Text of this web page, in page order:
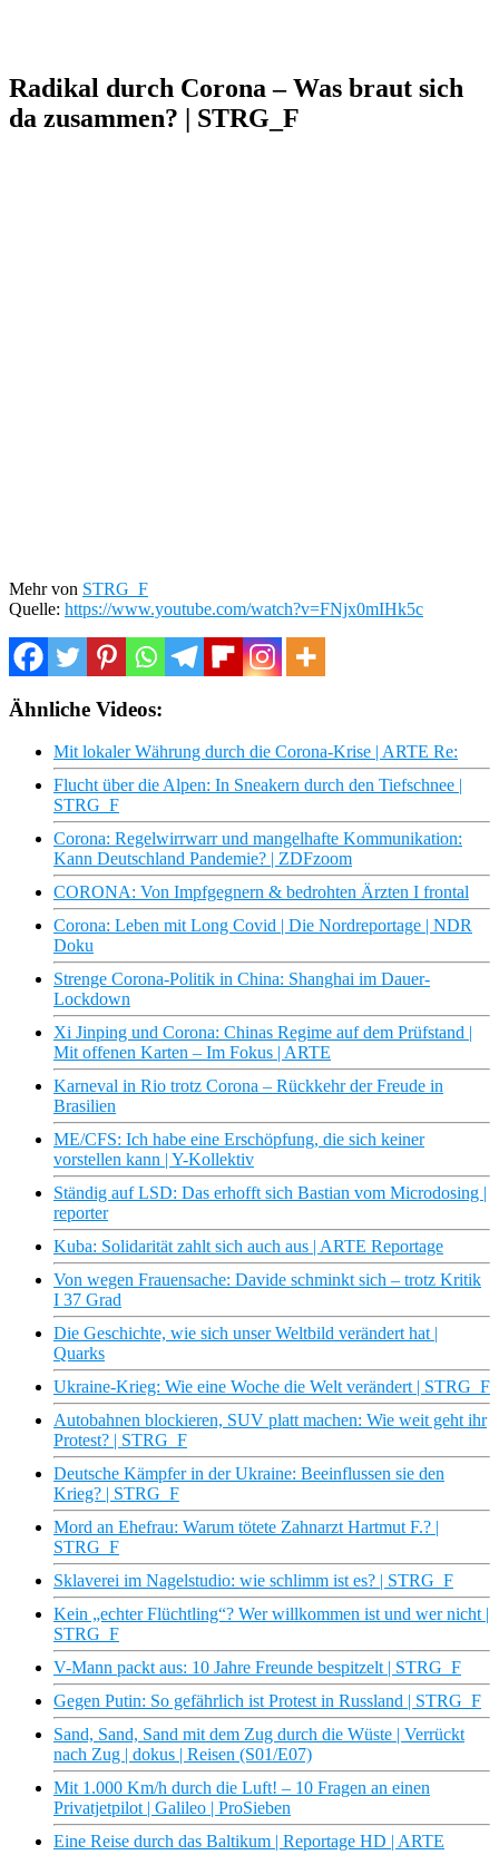
Radikal durch Corona – Was braut sich
da zusammen? | STRG_F
Mehr von STRG_F
Quelle: https://www.youtube.com/watch?v=FNjx0mIHk5c
Ähnliche Videos:
Mit lokaler Währung durch die Corona-Krise | ARTE Re:
Flucht über die Alpen: In Sneakern durch den Tiefschnee |
STRG_F
Corona: Regelwirrwarr und mangelhafte Kommunikation:
Kann Deutschland Pandemie? | ZDFzoom
CORONA: Von Impfgegnern & bedrohten Ärzten I frontal
Corona: Leben mit Long Covid | Die Nordreportage | NDR
Doku
Strenge Corona-Politik in China: Shanghai im Dauer-
Lockdown
Xi Jinping und Corona: Chinas Regime auf dem Prüfstand |
Mit offenen Karten – Im Fokus | ARTE
Karneval in Rio trotz Corona – Rückkehr der Freude in
Brasilien
ME/CFS: Ich habe eine Erschöpfung, die sich keiner
vorstellen kann | Y-Kollektiv
Ständig auf LSD: Das erhofft sich Bastian vom Microdosing |
reporter
Kuba: Solidarität zahlt sich auch aus | ARTE Reportage
Von wegen Frauensache: Davide schminkt sich – trotz Kritik
I 37 Grad
Die Geschichte, wie sich unser Weltbild verändert hat |
Quarks
Ukraine-Krieg: Wie eine Woche die Welt verändert | STRG_F
Autobahnen blockieren, SUV platt machen: Wie weit geht ihr
Protest? | STRG_F
Deutsche Kämpfer in der Ukraine: Beeinflussen sie den
Krieg? | STRG_F
Mord an Ehefrau: Warum tötete Zahnarzt Hartmut F.? |
STRG_F
Sklaverei im Nagelstudio: wie schlimm ist es? | STRG_F
Kein „echter Flüchtling“? Wer willkommen ist und wer nicht |
STRG_F
V-Mann packt aus: 10 Jahre Freunde bespitzelt | STRG_F
Gegen Putin: So gefährlich ist Protest in Russland | STRG_F
Sand, Sand, Sand mit dem Zug durch die Wüste | Verrückt
nach Zug | dokus | Reisen (S01/E07)
Mit 1.000 Km/h durch die Luft! – 10 Fragen an einen
Privatjetpilot | Galileo | ProSieben
Eine Reise durch das Baltikum | Reportage HD | ARTE